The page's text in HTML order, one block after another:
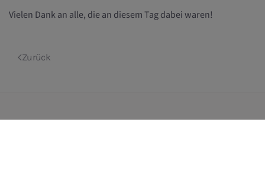
Vielen Dank an alle, die an diesem Tag dabei waren!
Zurück